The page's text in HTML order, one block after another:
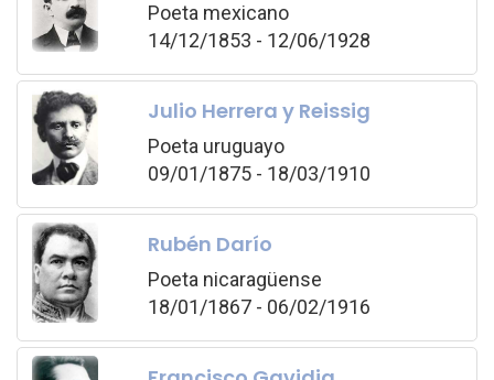
Poeta mexicano
14/12/1853 - 12/06/1928
Julio Herrera y Reissig
Poeta uruguayo
09/01/1875 - 18/03/1910
Rubén Darío
Poeta nicaragüense
18/01/1867 - 06/02/1916